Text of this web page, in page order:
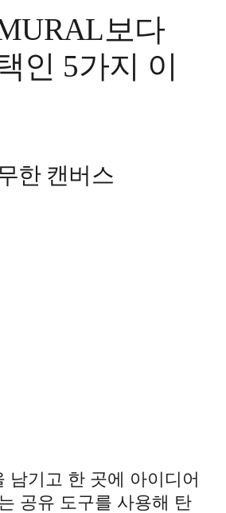
보다
인 5가지 이
남기고 한 곳에 아이디어
공유 도구를 사용해 탄
한 캔버스